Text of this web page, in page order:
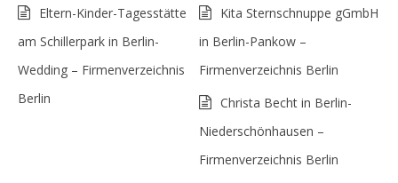
Eltern-Kinder-Tagesstätte
am Schillerpark in Berlin-
Wedding – Firmenverzeichnis
Berlin
Kita Sternschnuppe gGmbH
in Berlin-Pankow –
Firmenverzeichnis Berlin
Christa Becht in Berlin-
Niederschönhausen –
Firmenverzeichnis Berlin